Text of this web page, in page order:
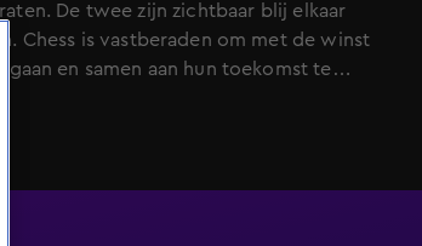
De twee zijn zichtbaar blij elkaar
Chess is vastberaden om met de winst
gaan en samen aan hun toekomst te